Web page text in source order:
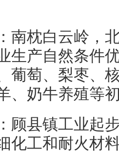
南枕白云岭，
生产自然条件
葡萄、梨枣、
、奶牛养殖等
顾县镇工业起
化工和耐火材